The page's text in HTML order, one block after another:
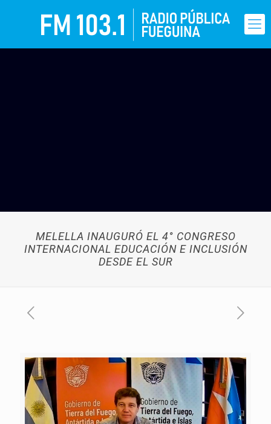
MELELLA INAUGURÓ EL 4° CONGRESO
INTERNACIONAL EDUCACIÓN E INCLUSIÓN
DESDE EL SUR